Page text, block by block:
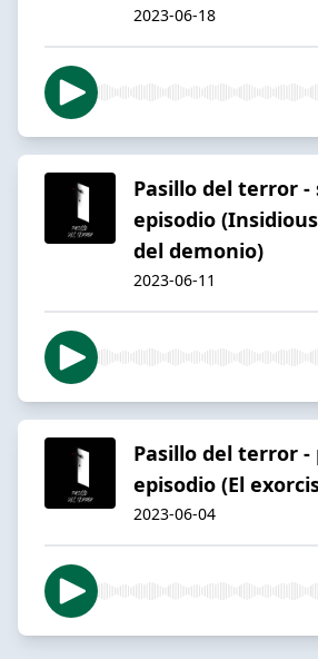
2023-06-18
Pasillo del terror -
episodio
del demonio)
2023-06-11
Pasillo del terror
episodio (El
2023-06-04